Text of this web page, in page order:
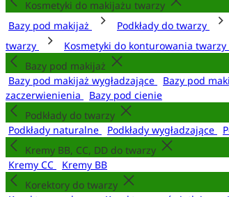
Kosmetyki do makijażu twarzy
Bazy pod makijaż
Podkłady do twarzy
twarzy
Kosmetyki do konturowania twarzy
Bazy pod makijaż
Bazy pod makijaż wygładzające
Bazy pod
zaczerwienienia
Bazy pod cienie
Podkłady do twarzy
Podkłady naturalne
Podkłady wygładzające
Kremy BB, CC, DD do twarzy
Kremy CC
Kremy BB
Korektory do twarzy